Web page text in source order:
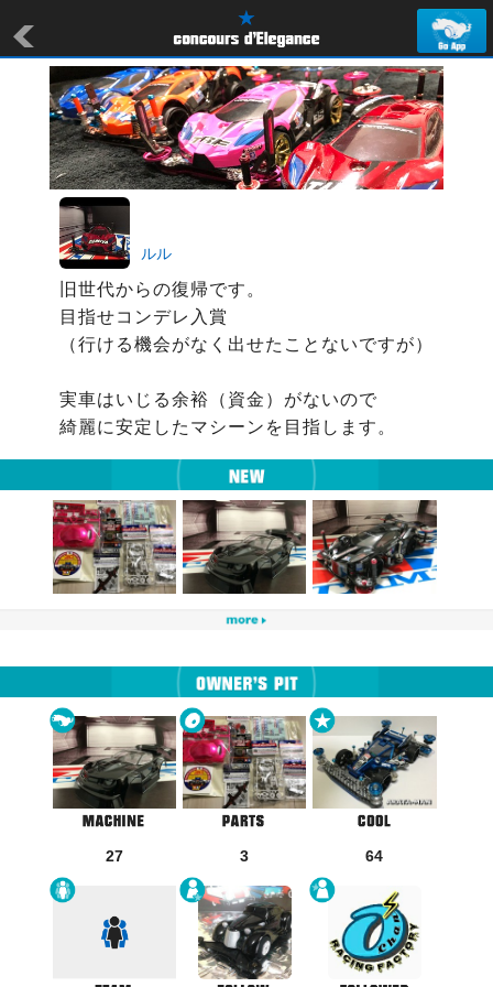
ルル
旧世代からの復帰です。
目指せコンデレ入賞
（行ける機会がなく出せたことないですが）
実車はいじる余裕（資金）がないので
27 3 64